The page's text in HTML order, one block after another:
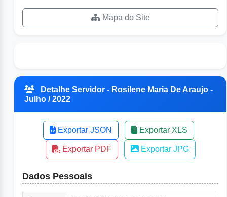
Mapa do Site
Detalhe Servidor - Rosilene Maria De Araujo -
Julho / 2022
Exportar JSON Exportar XLS
Exportar PDF Exportar JPG
Dados Pessoais